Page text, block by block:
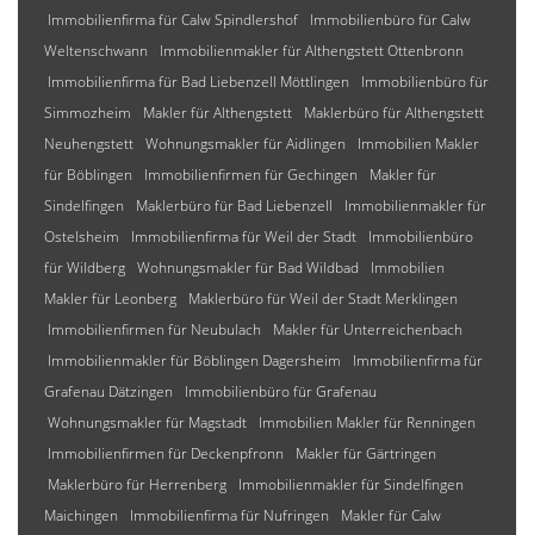
Immobilienfirma für Calw Spindlershof
Immobilienbüro für Calw
Weltenschwann
Immobilienmakler für Althengstett Ottenbronn
Immobilienfirma für Bad Liebenzell Möttlingen
Immobilienbüro für
Simmozheim
Makler für Althengstett
Maklerbüro für Althengstett
Neuhengstett Wohnungsmakler für Aidlingen
Immobilien Makler
für Böblingen
Immobilienfirmen für Gechingen
Makler für
Sindelfingen
Maklerbüro für Bad Liebenzell
Immobilienmakler für
Ostelsheim
Immobilienfirma für Weil der Stadt
Immobilienbüro
für Wildberg Wohnungsmakler für Bad Wildbad
Immobilien
Makler für Leonberg
Maklerbüro für Weil der Stadt Merklingen
Immobilienfirmen für Neubulach
Makler für Unterreichenbach
Immobilienmakler für Böblingen Dagersheim
Immobilienfirma für
Grafenau Dätzingen
Immobilienbüro für Grafenau
Wohnungsmakler für Magstadt
Immobilien Makler für Renningen
Immobilienfirmen für Deckenpfronn
Makler für Gärtringen
Maklerbüro für Herrenberg
Immobilienmakler für Sindelfingen
Maichingen
Immobilienfirma für Nufringen
Makler für Calw